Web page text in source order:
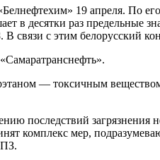
19 апреля. По
десятки раз предельные
связи с этим белорусский
— токсичным
последствий
комплекс мер,